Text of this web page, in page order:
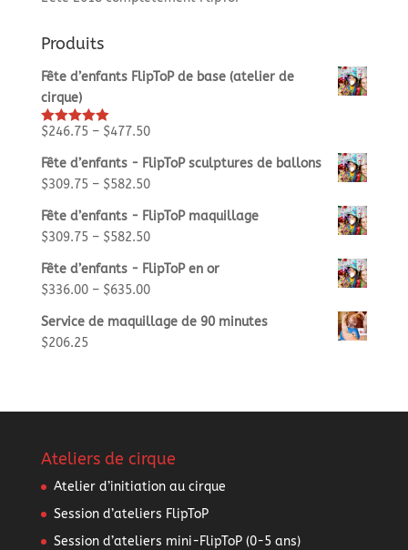
Produits
Fête d’enfants FlipToP de base (atelier de
cirque)
Rated 5.00
$246.75– $477.50
Fête d’enfants - FlipToP sculptures de ballons
$309.75– $582.50
Fête d’enfants - FlipToP maquillage
$309.75– $582.50
Fête d’enfants - FlipToP en or
$336.00– $635.00
Service de maquillage de 90 minutes
$206.25
Ateliers de cirque
Atelier d’initiation au cirque
Session d’ateliers FlipToP
Session d’ateliers mini-FlipToP (0-5 ans)